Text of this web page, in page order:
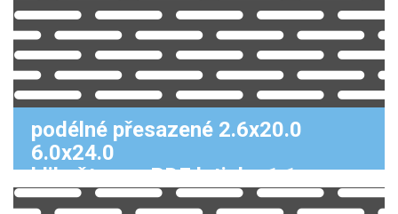
podélné přesazené 2.6x20.0
6.0x24.0
klikněte pro PDF k tisku 1:1